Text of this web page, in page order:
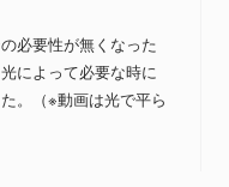
必要性が無くなった
によって必要な時に
。（※動画は光で平ら